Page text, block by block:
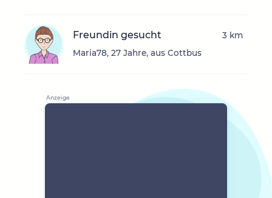
Freundin gesucht
Maria78, 27 Jahre, aus Cottbus
3 km